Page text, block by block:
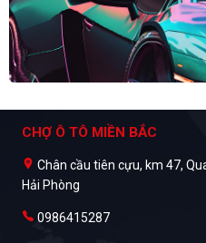
CHỢ Ô TÔ MIỀN BẮC
Chân cầu tiên cựu, km 47,
Hải Phòng
0986415287